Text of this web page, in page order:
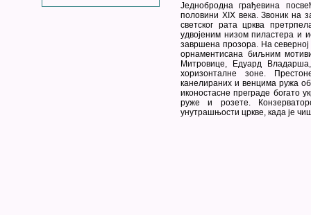
Једнобродна грађевина
половини XIX века. Звоник на
светског рата црква
удвојеним низом пиластера и
завршена прозора. На
орнаментисана биљним
Митровице, Едуард
хоризонталне зоне.
канелираних и венцима ружа
иконостасне преграде богато
руже и розете.
унутрашњости цркве, када је